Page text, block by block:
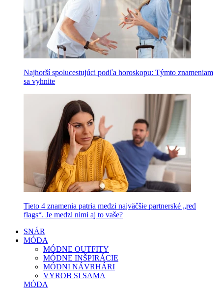
Najhorší spolucestujúci podľa horoskopu: Týmto znameniam
sa vyhnite
Tieto 4 znamenia patria medzi najväčšie partnerské „red
flags“. Je medzi nimi aj to vaše?
SNÁR
MÓDA
MÓDNE OUTFITY
MÓDNE INŠPIRÁCIE
MÓDNI NÁVRHÁRI
VYROB SI SAMA
MÓDA